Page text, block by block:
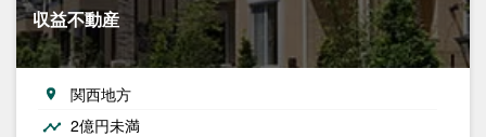
収益不動産
関西地方
2億円未満